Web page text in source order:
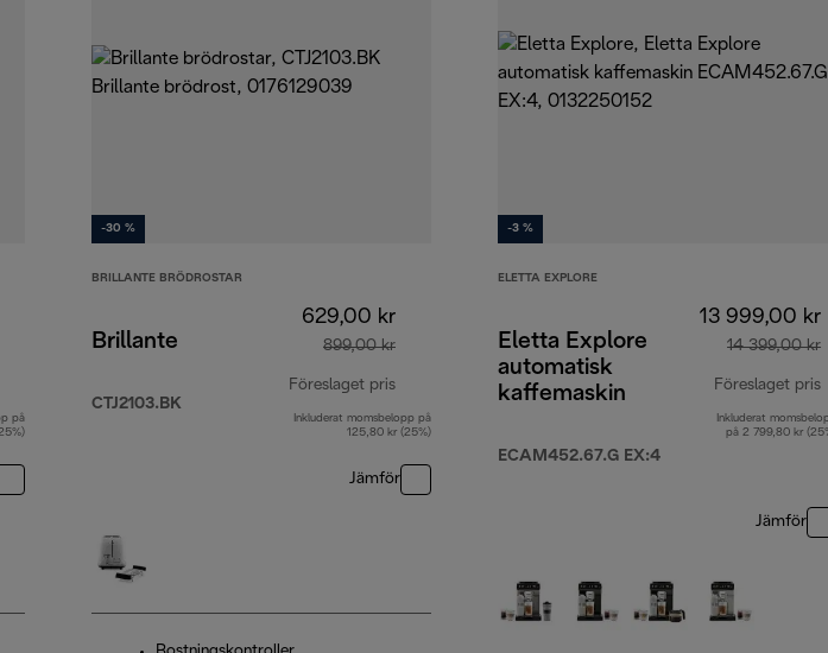
pris 4 599,00 kr
på
-30 %
BRILLANTE BRÖDROSTAR
Brillante
CTJ2103.BK
629,00 kr
899,00 kr
Föreslaget pris
ursprungligt pris 899,00 kr
Inkluderat momsbelopp på
125,80 kr (25%)
Jämför
-3 %
ELETTA EXPLORE
Eletta Explore
automatisk
kaffemaskin
ECAM452.67.G EX:4
13 999,00 kr
14 399,00 kr
Föreslaget pris
Inkluderat
på 2 799,80 kr
Jämför